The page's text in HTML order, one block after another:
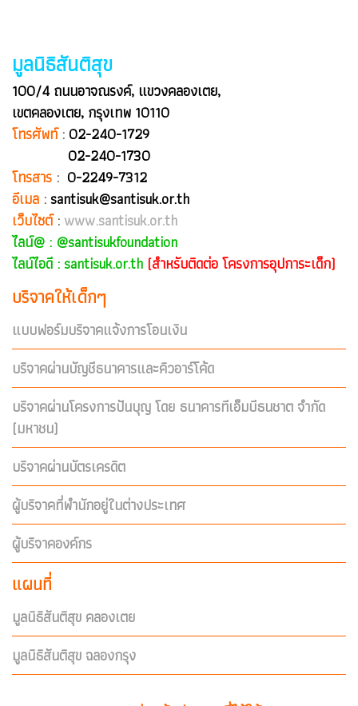
มูลนิธิสันติสุข
100/4 ถนนอาจณรงค์, แขวงคลองเตย,
เขตคลองเตย, กรุงเทพ 10110
โทรศัพท์:02-240-1729
02-240-1730
โทรสาร : 0-2249-7312
อีเมล : santisuk@santisuk.or.th
เว็บไซต์: www.santisuk.or.th
ไลน์@ : @santisukfoundation
ไลน์ไอดี : santisuk.or.th (สำหรับติดต่อ โครงการอุปการะเด็ก)
บริจาคให้เด็กๆ
แบบฟอร์มบริจาคแจ้งการโอนเงิน
บริจาคผ่านบัญชีธนาคารและคิวอาร์โค้ด
บริจาคผ่านโครงการปันบุญ โดย ธนาคารทีเอ็มบีธนชาต จำกัด
(มหาชน)
บริจาคผ่านบัตรเครดิต
ผู้บริจาคที่พำนักอยู่ในต่างประเทศ
ผู้บริจาคองค์กร
แผนที่
มูลนิธิสันติสุข คลองเตย
มูลนิธิสันติสุข ฉลองกรุง